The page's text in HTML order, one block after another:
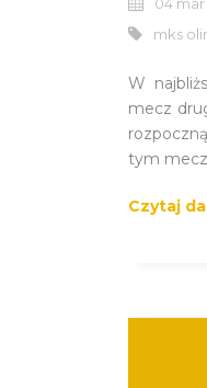
mks
W
mecz
tym
Czytaj